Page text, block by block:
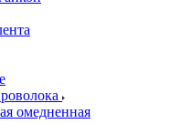
омедненная